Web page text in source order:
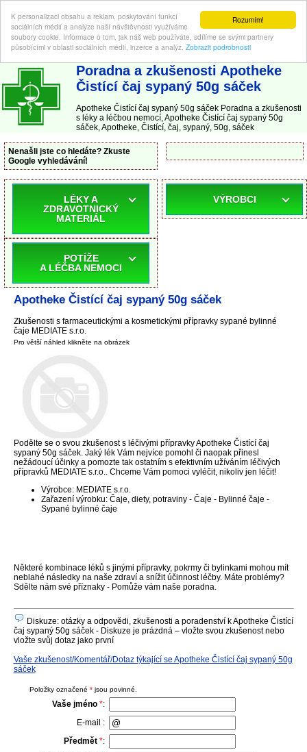
Rozumím!
K personalizaci obsahu a reklam, poskytování funkcí
sociálních médií a analýze naší návštěvnosti využíváme
soubory cookie. Informace o tom, jak náš web používáte, sdílíme se svými partnery
působícími v oblasti sociálních médií, inzerce a analýz. Zobrazit podrobnosti
ABC-LEKARNA.cz | Poradna a zkušenosti s léky a léčbou nemocí
Poradna a zkušenosti Apotheke
Čistící čaj sypaný 50g sáček
Apotheke Čistící čaj sypaný 50g sáček Poradna a zkušenosti
s léky a léčbou nemocí, Apotheke Čistící čaj sypaný 50g
sáček, Apotheke, Čistící, čaj, sypaný, 50g, sáček
Nenašli jste co hledáte? Zkuste
Google vyhledávání!
LÉKY A
ZDRAVOTNICKÝ
MATERIÁL
POTÍŽE
A LÉČBA NEMOCI
VÝROBCI
Apotheke Čistící čaj sypaný 50g sáček
Zkušenosti s farmaceutickými a kosmetickými přípravky sypané bylinné
čaje MEDIATE s.r.o.
Pro větší náhled klikněte na obrázek
Podělte se o svou zkušenost s léčivými přípravky Apotheke Čistící čaj
sypaný 50g sáček. Jaký lék Vám nejvíce pomohl či naopak přinesl
nežádoucí účinky a pomozte tak ostatním s efektivním užíváním léčivých
přípravků MEDIATE s.r.o.. Chceme Vám pomoci vyléčit, nikoliv jen léčit!
Výrobce: MEDIATE s.r.o.
Zařazení výrobku: Čaje, diety, potraviny - Čaje - Bylinné čaje -
Sypané bylinné čaje
Některé kombinace léků s jinými přípravky, pokrmy či bylinkami mohou mít
neblahé následky na naše zdraví a snížit účinnost léčby. Máte problémy?
Sdělte nám své příznaky - Pomůže vám naše poradna.
Diskuze: otázky a odpovědi, zkušenosti a poradenství k Apotheke Čistící
čaj sypaný 50g sáček - Diskuze je prázdná – vložte svou zkušenost nebo
vložte svůj dotaz jako první
Vaše zkušenost/Komentář/Dotaz týkající se Apotheke Čistící čaj sypaný 50g
sáček
Položky označené * jsou povinné.
Vaše jméno *:
E-mail :
Předmět *: